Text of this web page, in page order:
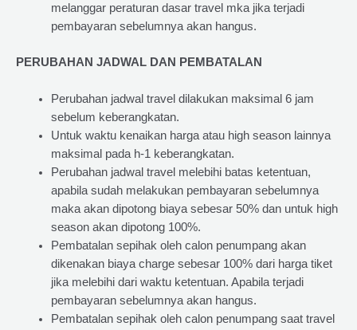
melanggar peraturan dasar travel mka jika terjadi
pembayaran sebelumnya akan hangus.
PERUBAHAN JADWAL DAN PEMBATALAN
Perubahan jadwal travel dilakukan maksimal 6 jam
sebelum keberangkatan.
Untuk waktu kenaikan harga atau high season lainnya
maksimal pada h-1 keberangkatan.
Perubahan jadwal travel melebihi batas ketentuan,
apabila sudah melakukan pembayaran sebelumnya
maka akan dipotong biaya sebesar 50% dan untuk high
season akan dipotong 100%.
Pembatalan sepihak oleh calon penumpang akan
dikenakan biaya charge sebesar 100% dari harga tiket
jika melebihi dari waktu ketentuan. Apabila terjadi
pembayaran sebelumnya akan hangus.
Pembatalan sepihak oleh calon penumpang saat travel